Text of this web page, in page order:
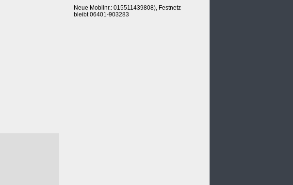
Neue Mobilnr.: 015511439808), Festnetz
bleibt 06401-903283